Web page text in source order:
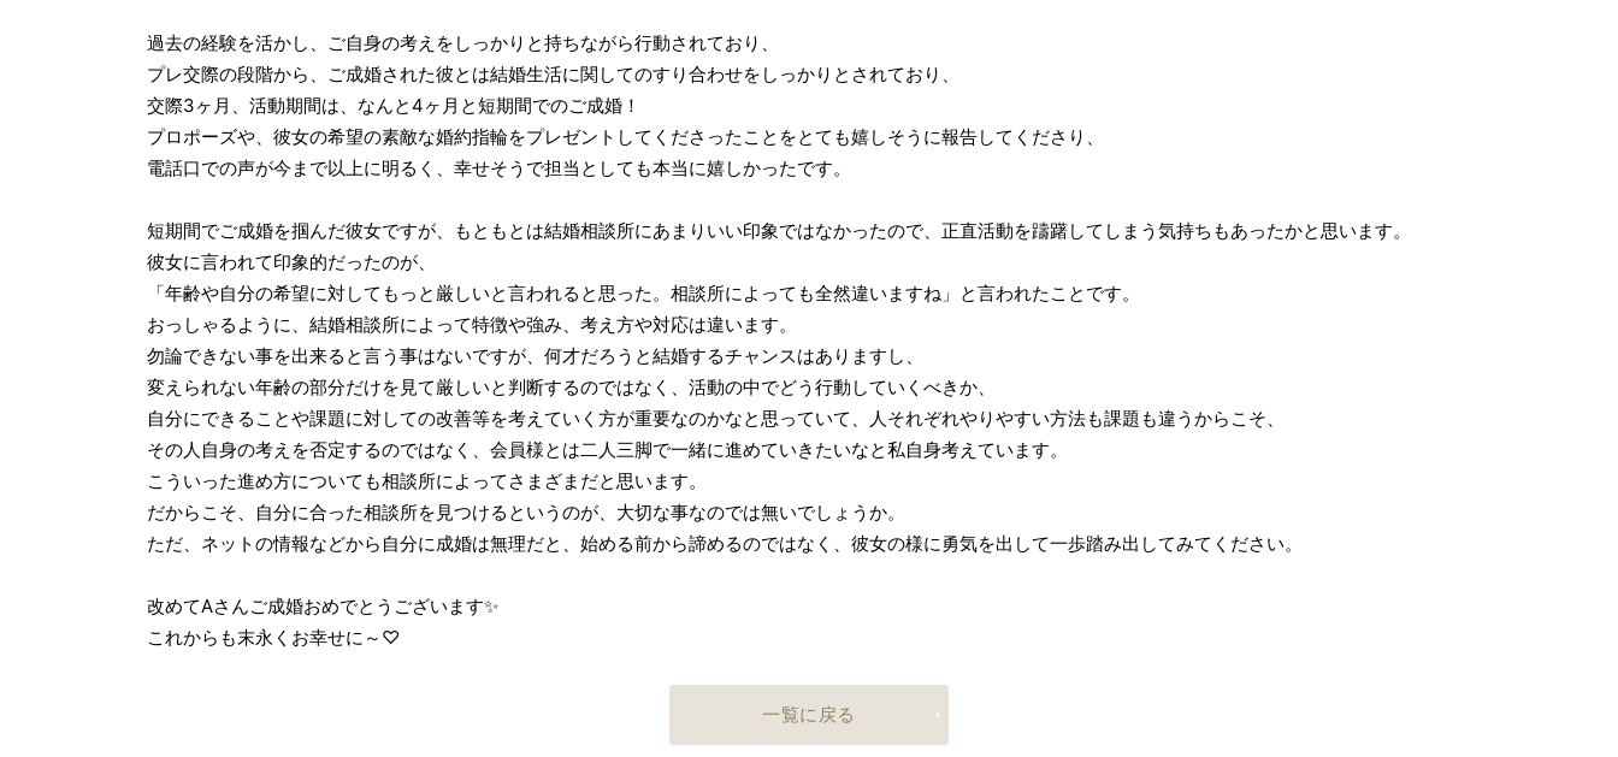
過去の経験を活かし、ご自身の考えをしっかりと持ちながら行動されており、
プレ交際の段階から、ご成婚された彼とは結婚生活に関してのすり合わせをしっかりとされており、
交際3ヶ月、活動期間は、なんと4ヶ月と短期間でのご成婚！
プロポーズや、彼女の希望の素敵な婚約指輪をプレゼントしてくださったことをとても嬉しそうに報告してくださり、
電話口での声が今まで以上に明るく、幸せそうで担当としても本当に嬉しかったです。
短期間でご成婚を掴んだ彼女ですが、もともとは結婚相談所にあまりいい印象ではなかったので、正直活動を躊躇してしまう気持ちもあったかと思います。
彼女に言われて印象的だったのが、
「年齢や自分の希望に対してもっと厳しいと言われると思った。相談所によっても全然違いますね」と言われたことです。
おっしゃるように、結婚相談所によって特徴や強み、考え方や対応は違います。
勿論できない事を出来ると言う事はないですが、何才だろうと結婚するチャンスはありますし、
変えられない年齢の部分だけを見て厳しいと判断するのではなく、活動の中でどう行動していくべきか、
自分にできることや課題に対しての改善等を考えていく方が重要なのかなと思っていて、人それぞれやりやすい方法も課題も違うからこそ、
その人自身の考えを否定するのではなく、会員様とは二人三脚で一緒に進めていきたいなと私自身考えています。
こういった進め方についても相談所によってさまざまだと思います。
だからこそ、自分に合った相談所を見つけるというのが、大切な事なのでは無いでしょうか。
ただ、ネットの情報などから自分に成婚は無理だと、始める前から諦めるのではなく、彼女の様に勇気を出して一歩踏み出してみてください。
改めてAさんご成婚おめでとうございます✨
これからも末永くお幸せに～♡
一覧に戻る